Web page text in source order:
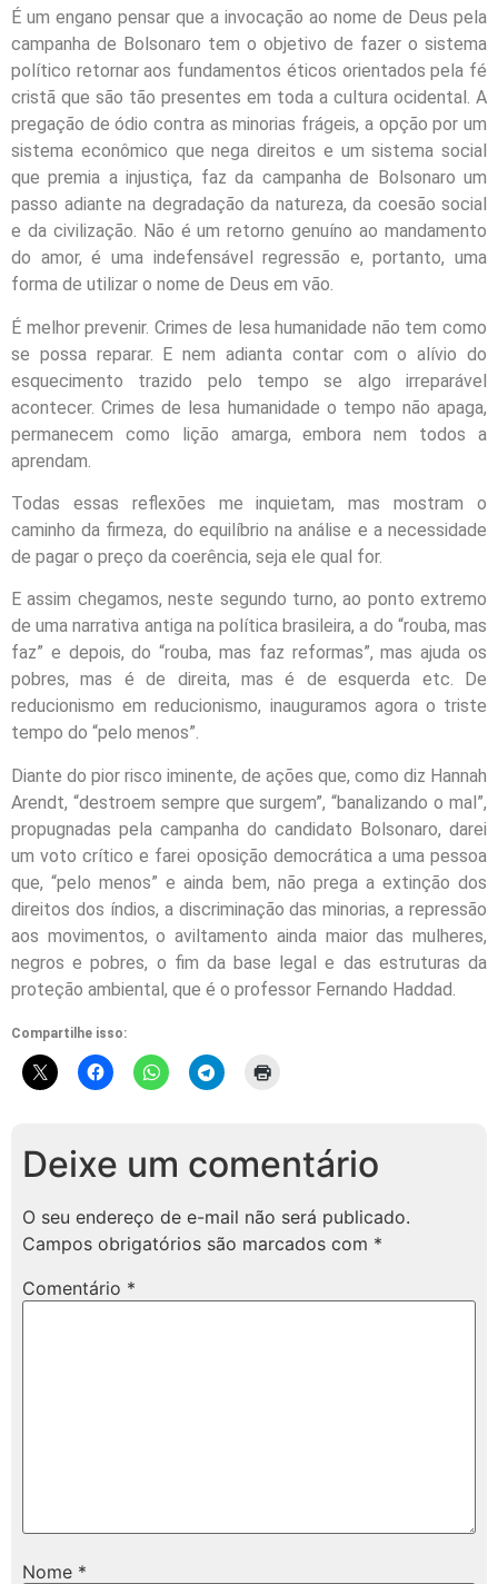
É um engano pensar que a invocação ao nome de Deus pela
campanha de Bolsonaro tem o objetivo de fazer o sistema
político retornar aos fundamentos éticos orientados pela fé
cristã que são tão presentes em toda a cultura ocidental. A
pregação de ódio contra as minorias frágeis, a opção por um
sistema econômico que nega direitos e um sistema social
que premia a injustiça, faz da campanha de Bolsonaro um
passo adiante na degradação da natureza, da coesão social
e da civilização. Não é um retorno genuíno ao mandamento
do amor, é uma indefensável regressão e, portanto, uma
forma de utilizar o nome de Deus em vão.
É melhor prevenir. Crimes de lesa humanidade não tem como
se possa reparar. E nem adianta contar com o alívio do
esquecimento trazido pelo tempo se algo irreparável
acontecer. Crimes de lesa humanidade o tempo não apaga,
permanecem como lição amarga, embora nem todos a
aprendam.
Todas essas reflexões me inquietam, mas mostram o
caminho da firmeza, do equilíbrio na análise e a necessidade
de pagar o preço da coerência, seja ele qual for.
E assim chegamos, neste segundo turno, ao ponto extremo
de uma narrativa antiga na política brasileira, a do “rouba, mas
faz” e depois, do “rouba, mas faz reformas”, mas ajuda os
pobres, mas é de direita, mas é de esquerda etc. De
reducionismo em reducionismo, inauguramos agora o triste
tempo do “pelo menos”.
Diante do pior risco iminente, de ações que, como diz Hannah
Arendt, “destroem sempre que surgem”, “banalizando o mal”,
propugnadas pela campanha do candidato Bolsonaro, darei
um voto crítico e farei oposição democrática a uma pessoa
que, “pelo menos” e ainda bem, não prega a extinção dos
direitos dos índios, a discriminação das minorias, a repressão
aos movimentos, o aviltamento ainda maior das mulheres,
negros e pobres, o fim da base legal e das estruturas da
proteção ambiental, que é o professor Fernando Haddad.
Compartilhe isso:
Deixe um comentário
O seu endereço de e-mail não será publicado.
Campos obrigatórios são marcados com *
Comentário *
Nome *